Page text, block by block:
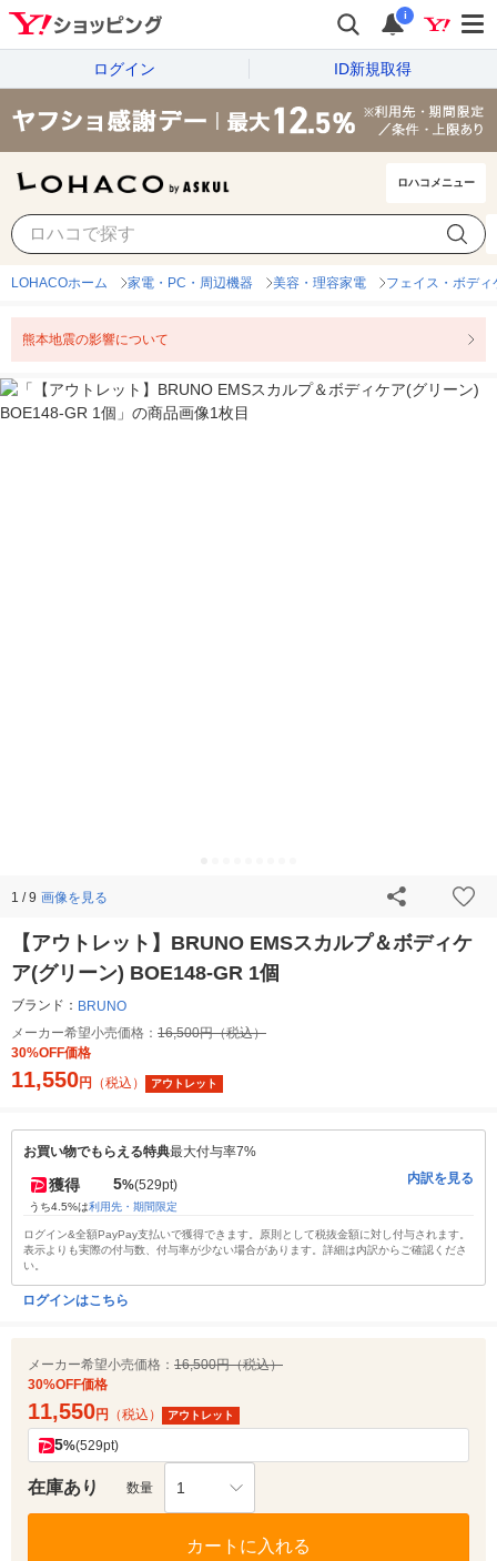
i
ログイン ID新規取得
ロハコメニュー
LOHACOホーム 家電・PC・周辺機器 美容・理容家電 フェイス・ボディ
熊本地震の影響について
1 / 9 画像を見る
【アウトレット】BRUNO EMSスカルプ＆ボディケ
ア(グリーン) BOE148-GR 1個
ブランド： BRUNO
メーカー希望小売価格： 16,500円（税込）
30%OFF価格
11,550円 （税込） アウトレット
お買い物でもらえる特典最大付与率7%
獲得 5%(529pt)
うち4.5%は利用先・期間限定
内訳を見る
ログイン&全額PayPay支払いで獲得できます。原則として税抜金額に対し付与されます。
表示よりも実際の付与数、付与率が少ない場合があります。詳細は内訳からご確認くださ
い。
ログインはこちら
メーカー希望小売価格： 16,500円（税込）
30%OFF価格
11,550円 （税込） アウトレット
5%(529pt)
在庫あり 数量 1
カートに入れる